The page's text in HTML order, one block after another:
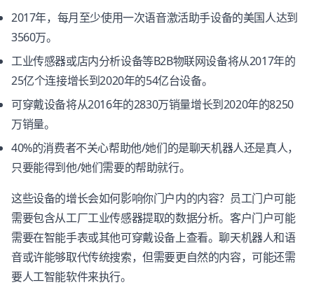
2017年，每月至少使用一次语音激活助手设备的美国人达到
3560万。
工业传感器或店内分析设备等B2B物联网设备将从2017年的
25亿个连接增长到2020年的54亿台设备。
可穿戴设备将从2016年的2830万销量增长到2020年的8250
万销量。
40%的消费者不关心帮助他/她们的是聊天机器人还是真人，
只要能得到他/她们需要的帮助就行。
这些设备的增长会如何影响你门户内的内容？员工门户可能
需要包含从工厂工业传感器提取的数据分析。客户门户可能
需要在智能手表或其他可穿戴设备上查看。聊天机器人和语
音或许能够取代传统搜索，但需要更自然的内容，可能还需
要人工智能软件来执行。